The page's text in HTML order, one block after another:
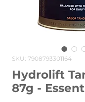
SKU: 7908793301164
Hydrolift
87g -